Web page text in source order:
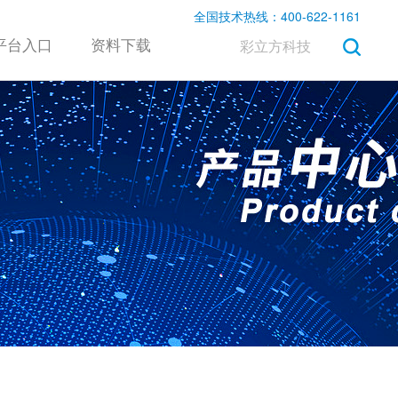
台入口 资料下载 彩立方科技
全国技术热线：400-622-1161